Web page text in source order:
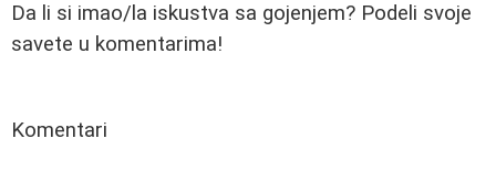
Da li si imao/la iskustva sa gojenjem? Podeli svoje
savete u komentarima!
Komentari